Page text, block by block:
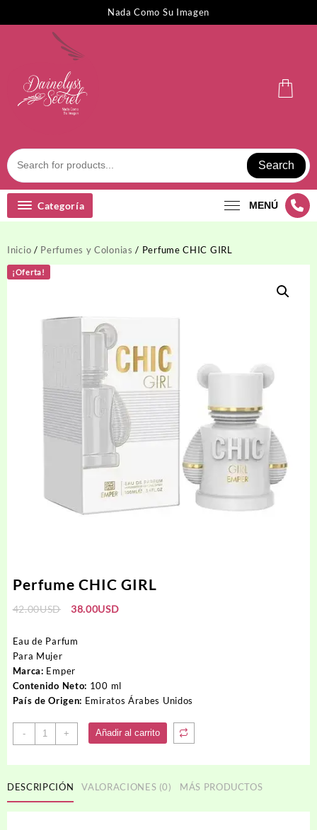
Nada Como Su Imagen
Search
Categoría MENÚ
Inicio / Perfumes y Colonias / Perfume CHIC GIRL
¡Oferta!
Perfume CHIC GIRL
42.00USD
El
original
42.00USD.
38.00USDEl
Eau de Parfum
Para Mujer
Marca: Emper
Contenido Neto: 100 ml
País de Origen: Emiratos Árabes Unidos
-
Perfume
CHIC
+ Añadir al carrito
DESCRIPCIÓN VALORACIONES (0) MÁS PRODUCTOS